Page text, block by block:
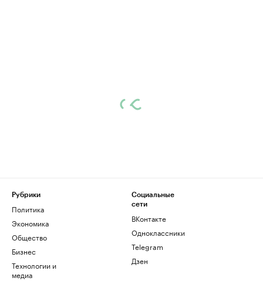
Рубрики
Политика
Экономика
Общество
Бизнес
Технологии и
медиа
Социальные
сети
ВКонтакте
Одноклассники
Telegram
Дзен